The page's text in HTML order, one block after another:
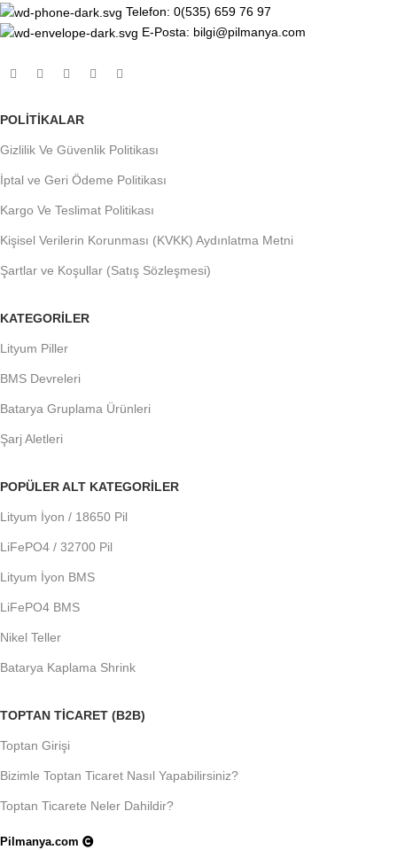
Telefon: 0(535) 659 76 97
E-Posta: bilgi@pilmanya.com
POLITIKALAR
Gizlilik Ve Güvenlik Politikası
İptal ve Geri Ödeme Politikası
Kargo Ve Teslimat Politikası
Kişisel Verilerin Korunması (KVKK) Aydınlatma Metni
Şartlar ve Koşullar (Satış Sözleşmesi)
KATEGORILER
Lityum Piller
BMS Devreleri
Batarya Gruplama Ürünleri
Şarj Aletleri
POPÜLER ALT KATEGORILER
Lityum İyon / 18650 Pil
LiFePO4 / 32700 Pil
Lityum İyon BMS
LiFePO4 BMS
Nikel Teller
Batarya Kaplama Shrink
TOPTAN TICARET (B2B)
Toptan Girişi
Bizimle Toptan Ticaret Nasıl Yapabilirsiniz?
Toptan Ticarete Neler Dahildir?
Pilmanya.com